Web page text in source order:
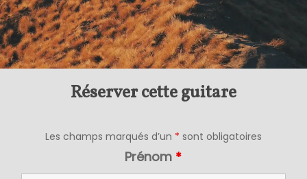
Réserver cette guitare
Les champs marqués d’un * sont obligatoires
Prénom *